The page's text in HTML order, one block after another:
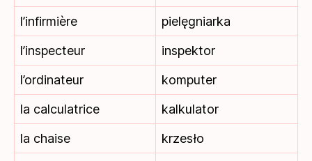
l’infirmière
pielęgniarka
l’inspecteur
inspektor
l’ordinateur
komputer
la calculatrice
kalkulator
la chaise
krzesło